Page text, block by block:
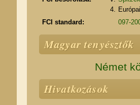
4.
FCI standard:
097-
Magyar tenyésztők
Német
Hivatkozások